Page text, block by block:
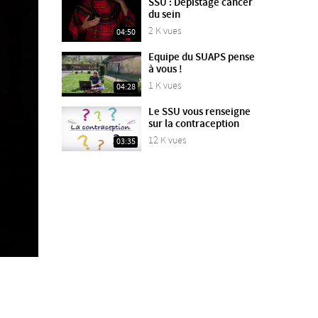
04:50
SSU : Dépistage cancer
du sein
2 K vues
04:28
Equipe du SUAPS pense
à vous !
1 K vues
03:35
Le SSU vous renseigne
sur la contraception
12 K vues